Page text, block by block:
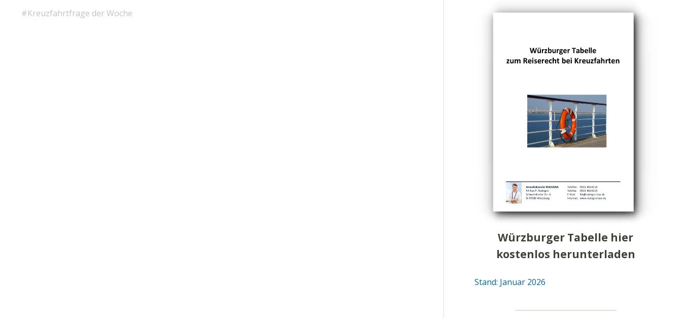
Kreuzfahrtfrage der Woche
Würzburger Tabelle hier
kostenlos herunterladen
Stand: Januar 2026